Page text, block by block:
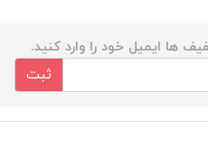
ها ایمیل خود را وارد کنید.
ثبت